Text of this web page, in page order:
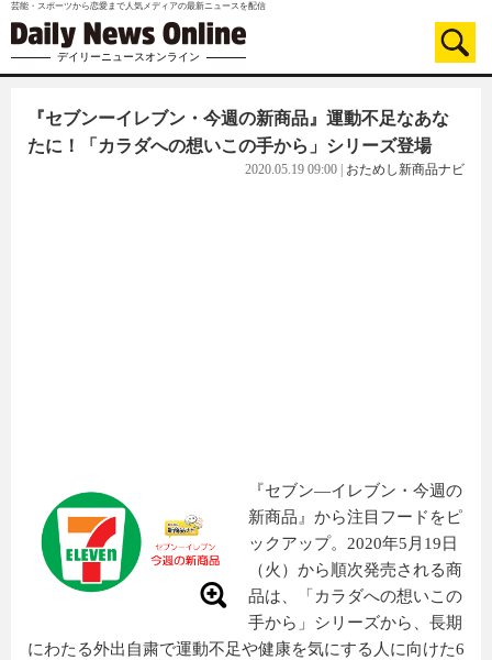
芸能・スポーツから恋愛まで人気メディアの最新ニュースを配信
デイリーニュースオンライン
『セブンーイレブン・今週の新商品』運動不足なあな
たに！「カラダへの想いこの手から」シリーズ登場
2020.05.19 09:00 おためし新商品ナビ
『セブン―イレブン・今週の
新商品』から注目フードをピ
ックアップ。2020年5月19日
（火）から順次発売される商
品は、「カラダへの想いこの
手から」シリーズから、長期
にわたる外出自粛で運動不足や健康を気にする人に向けた6